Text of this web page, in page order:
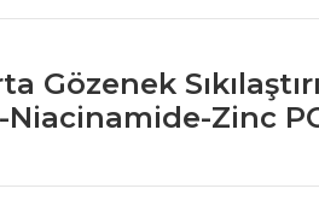
Gözenek
Niacinamide-Zinc